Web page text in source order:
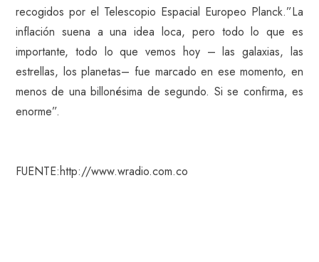
recogidos por el Telescopio Espacial Europeo Planck.”La
inflación suena a una idea loca, pero todo lo que es
importante, todo lo que vemos hoy – las galaxias, las
estrellas, los planetas– fue marcado en ese momento, en
menos de una billonésima de segundo. Si se confirma, es
enorme”.
FUENTE:http://www.wradio.com.co